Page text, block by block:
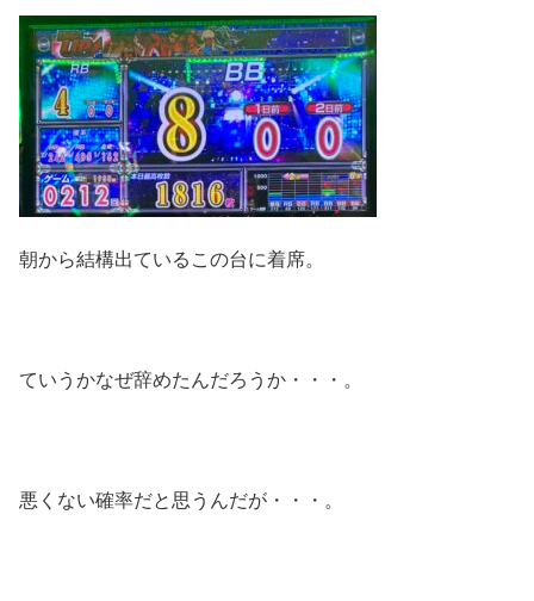
朝から結構出ているこの台に着席。
ていうかなぜ辞めたんだろうか・・・。
悪くない確率だと思うんだが・・・。